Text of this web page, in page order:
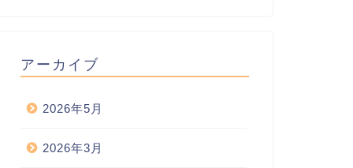
アーカイブ
2026年5月
2026年3月